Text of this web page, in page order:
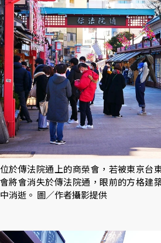
位於傳法院通上的商榮會，若被東京台
會將會消失於傳法院通，眼前的方格建
中消逝。 圖／作者攝影提供